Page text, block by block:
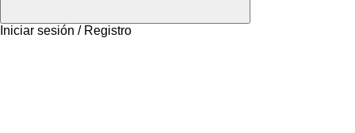
Iniciar sesión / Registro